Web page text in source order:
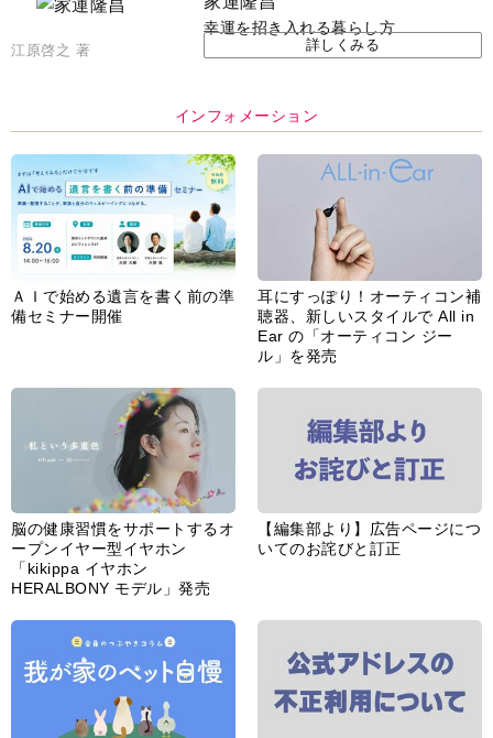
幸運を招き入れる暮らし方
江原啓之 著 詳しくみる
インフォメーション
ＡＩで始める遺言を書く前の準
備セミナー開催
耳にすっぽり！オーティコン補
聴器、新しいスタイルで All in
Ear の「オーティコン ジー
ル」を発売
脳の健康習慣をサポートするオ
ープンイヤー型イヤホン
「kikippa イヤホン
HERALBONY モデル」発売
【編集部より】広告ページにつ
いてのお詫びと訂正